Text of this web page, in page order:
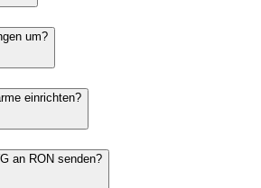
um?
einrichten?
an RON senden?